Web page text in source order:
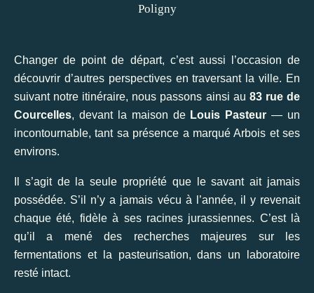
Changer de point de départ, c’est aussi l’occasion de
découvrir d’autres perspectives en traversant la ville. En
suivant notre itinéraire, nous passons ainsi au 83 rue de
Courcelles, devant la maison de Louis Pasteur — un
incontournable, tant sa présence a marqué Arbois et ses
environs.
Il s’agit de la seule propriété que le savant ait jamais
possédée. S’il n’y a jamais vécu à l’année, il y revenait
chaque été, fidèle à ses racines jurassiennes. C’est là
qu’il a mené des recherches majeures sur les
fermentations et la pasteurisation, dans un laboratoire
resté intact.